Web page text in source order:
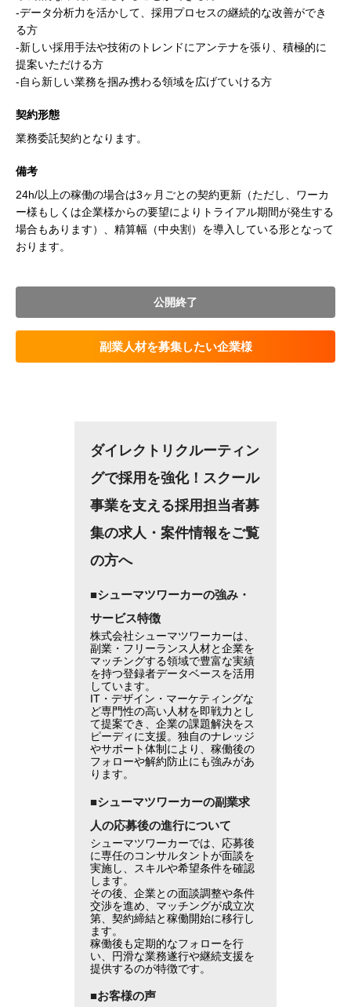
-データ分析力を活かして、採用プロセスの継続的な改善ができ
る方
-新しい採用手法や技術のトレンドにアンテナを張り、積極的に
提案いただける方
-自ら新しい業務を掴み携わる領域を広げていける方
契約形態
業務委託契約となります。
備考
24h/以上の稼働の場合は3ヶ月ごとの契約更新（ただし、ワーカ
ー様もしくは企業様からの要望によりトライアル期間が発生する
場合もあります）、精算幅（中央割）を導入している形となって
おります。
公開終了
副業人材を募集したい企業様
ダイレクトリクルーティン
グで採用を強化！スクール
事業を支える採用担当者募
集の求人・案件情報をご覧
の方へ
■シューマツワーカーの強み・
サービス特徴
株式会社シューマツワーカーは、
副業・フリーランス人材と企業を
マッチングする領域で豊富な実績
を持つ登録者データベースを活用
しています。
IT・デザイン・マーケティングな
ど専門性の高い人材を即戦力とし
て提案でき、企業の課題解決をス
ピーディに支援。独自のナレッジ
やサポート体制により、稼働後の
フォローや解約防止にも強みがあ
ります。
■シューマツワーカーの副業求
人の応募後の進行について
シューマツワーカーでは、応募後
に専任のコンサルタントが面談を
実施し、スキルや希望条件を確認
します。
その後、企業との面談調整や条件
交渉を進め、マッチングが成立次
第、契約締結と稼働開始に移行し
ます。
稼働後も定期的なフォローを行
い、円滑な業務遂行や継続支援を
提供するのが特徴です。
■お客様の声